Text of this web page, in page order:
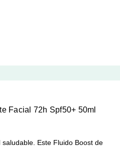
Facial 72h Spf50+ 50ml
Este Fluido Boost de